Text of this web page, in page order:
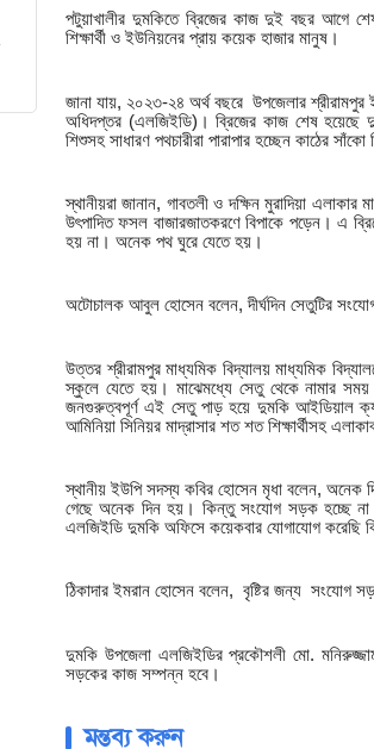
পটুয়াখালীর দুমকিতে ব্রিজের কাজ দুই বছর আগে
শিক্ষার্থী ও ইউনিয়নের প্রায় কয়েক হাজার মানুষ।
জানা যায়, ২০২৩-২৪ অর্থ বছরে উপজেলার শ্রীরামপুর
অধিদপ্তর (এলজিইডি)। ব্রিজের কাজ শেষ
শিশুসহ সাধারণ পথচারীরা পারাপার হচ্ছেন কাঠের সাঁকো
স্থানীয়রা জানান, গাবতলী ও দক্ষিন মুরাদিয়া
উৎপাদিত ফসল বাজারজাতকরণে বিপাকে পড়েন। এ
হয় না। অনেক পথ ঘুরে যেতে হয়।
অটোচালক আবুল হোসেন বলেন, দীর্ঘদিন সেতুটির
উত্তর শ্রীরামপুর মাধ্যমিক বিদ্যালয় মাধ্যমিক
স্কুলে যেতে হয়। মাঝেমধ্যে সেতু থেকে নামার
জনগুরুত্বপূর্ণ এই সেতু পাড় হয়ে দুমকি আইডিয়াল
আমিনিয়া সিনিয়র মাদ্রাসার শত শত শিক্ষার্থীসহ
স্থানীয় ইউপি সদস্য কবির হোসেন মৃধা বলেন, অনেক
গেছে অনেক দিন হয়। কিন্তু সংযোগ সড়ক হচ্ছে
এলজিইডি দুমকি অফিসে কয়েকবার যোগাযোগ করেছি
ঠিকাদার ইমরান হোসেন বলেন, বৃষ্টির জন্য সংযোগ
দুমকি উপজেলা এলজিইডির প্রকৌশলী মো.
সড়কের কাজ সম্পন্ন হবে।
মন্তব্য করুন